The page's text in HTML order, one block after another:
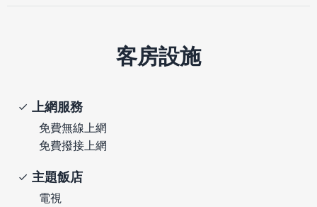
客房設施
上網服務
免費無線上網
免費撥接上網
主題飯店
電視